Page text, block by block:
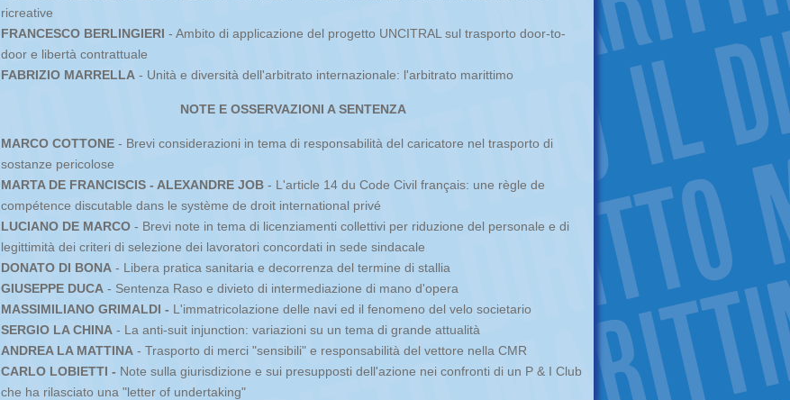
ricreative
FRANCESCO BERLINGIERI - Ambito di applicazione del progetto UNCITRAL sul trasporto door-to-
door e libertà contrattuale
FABRIZIO MARRELLA - Unità e diversità dell'arbitrato internazionale: l'arbitrato marittimo
NOTE E OSSERVAZIONI A SENTENZA
MARCO COTTONE - Brevi considerazioni in tema di responsabilità del caricatore nel trasporto di
sostanze pericolose
MARTA DE FRANCISCIS - ALEXANDRE JOB - L'article 14 du Code Civil français: une règle de
compétence discutable dans le système de droit international privé
LUCIANO DE MARCO - Brevi note in tema di licenziamenti collettivi per riduzione del personale e di
legittimità dei criteri di selezione dei lavoratori concordati in sede sindacale
DONATO DI BONA - Libera pratica sanitaria e decorrenza del termine di stallia
GIUSEPPE DUCA - Sentenza Raso e divieto di intermediazione di mano d'opera
MASSIMILIANO GRIMALDI - L'immatricolazione delle navi ed il fenomeno del velo societario
SERGIO LA CHINA - La anti-suit injunction: variazioni su un tema di grande attualità
ANDREA LA MATTINA - Trasporto di merci "sensibili" e responsabilità del vettore nella CMR
CARLO LOBIETTI - Note sulla giurisdizione e sui presupposti dell'azione nei confronti di un P & I Club
che ha rilasciato una "letter of undertaking"